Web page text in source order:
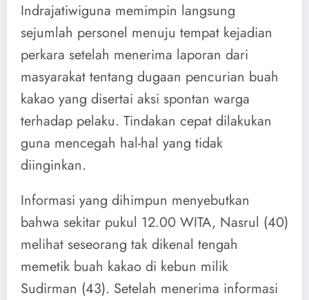
Indrajatiwiguna memimpin langsung
sejumlah personel menuju tempat kejadian
perkara setelah menerima laporan dari
masyarakat tentang dugaan pencurian buah
kakao yang disertai aksi spontan warga
terhadap pelaku. Tindakan cepat dilakukan
guna mencegah hal-hal yang tidak
diinginkan.
Informasi yang dihimpun menyebutkan
bahwa sekitar pukul 12.00 WITA, Nasrul (40)
melihat seseorang tak dikenal tengah
memetik buah kakao di kebun milik
Sudirman (43). Setelah menerima informasi